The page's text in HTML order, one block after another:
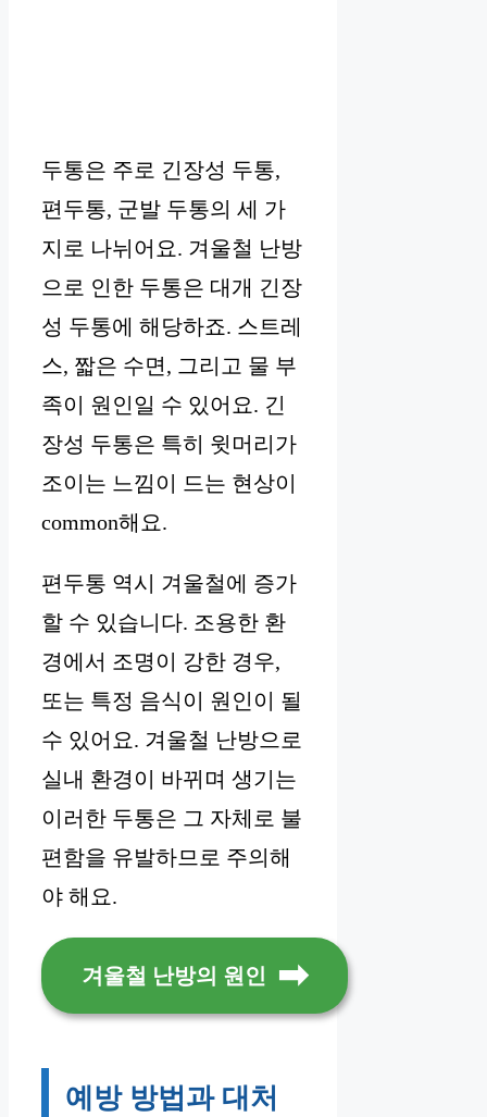
두통은 주로 긴장성 두통,
편두통, 군발 두통의 세 가
지로 나뉘어요. 겨울철 난방
으로 인한 두통은 대개 긴장
성 두통에 해당하죠. 스트레
스, 짧은 수면, 그리고 물 부
족이 원인일 수 있어요. 긴
장성 두통은 특히 윗머리가
조이는 느낌이 드는 현상이
common해요.
편두통 역시 겨울철에 증가
할 수 있습니다. 조용한 환
경에서 조명이 강한 경우,
또는 특정 음식이 원인이 될
수 있어요. 겨울철 난방으로
실내 환경이 바뀌며 생기는
이러한 두통은 그 자체로 불
편함을 유발하므로 주의해
야 해요.
겨울철 난방의 원인
예방 방법과 대처